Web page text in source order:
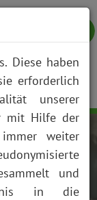
SUCHE
Diese haben
erforderlich
unserer
mit Hilfe der
weiter
und
in die